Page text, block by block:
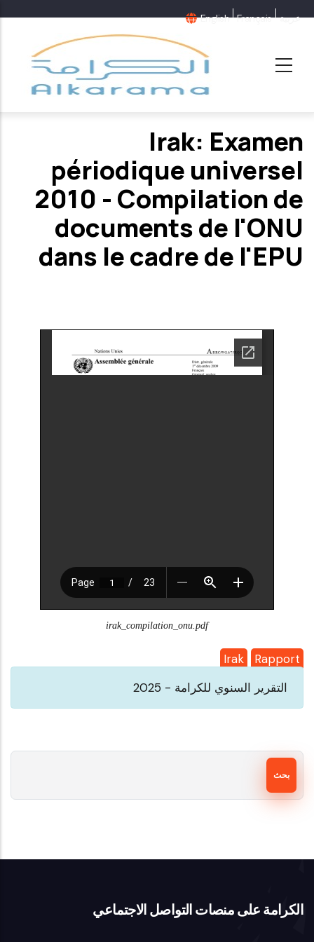
English Français عربية
Irak: Examen
périodique universel
2010 - Compilation de
documents de l'ONU
dans le cadre de l'EPU
irak_compilation_onu.pdf
Irak
Rapport
التقرير السنوي للكرامة - 2025
الكرامة على منصات التواصل الاجتماعي